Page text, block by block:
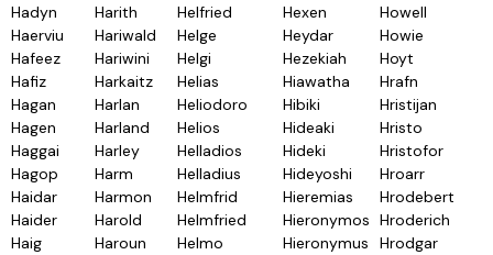
Hadyn
Harith Helfried Hexen
Howell
Haerviu
Hariwald Helge Heydar
Howie
Hafeez
Hariwini Helgi Hezekiah
Hoyt
Hafiz
Harkaitz Helias Hiawatha
Hrafn
Hagan
Harlan Heliodoro Hibiki
Hristijan
Hagen
Harland Helios Hideaki
Hristo
Haggai
Harley Helladios Hideki
Hristofor
Hagop
Harm Helladius Hideyoshi
Hroarr
Haidar
Harmon Helmfrid Hieremias
Hrodebert
Haider
Harold Helmfried Hieronymos Hroderich
Haig
Haroun Helmo Hieronymus
Hrodgar